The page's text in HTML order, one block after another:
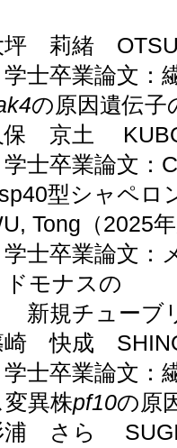
坪 莉緒
士卒業論文：
の原因遺伝子
保 京土
士卒業論文：
型シャペロ
Tong（2025
士卒業論文：
ドモナスの
規チューブ
崎 快成
士卒業論文：
変異株pf10の原
浦 さら